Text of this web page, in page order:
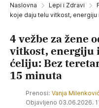
Naslovna Lepi i Zdravi
koje daju telu vitkost,
4 vežbe za žene
vitkost, energiju
ćeliju: Bez
15 minuta
Prenosi: Vanja
Objavljeno 03.06.2026.